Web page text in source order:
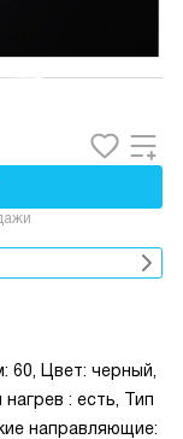
60, Цвет: черный,
: есть, Тип
направляющие: